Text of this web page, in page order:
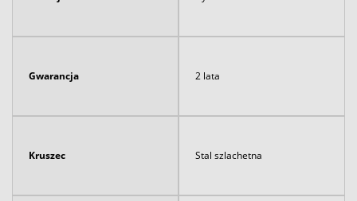
Gwarancja 2 lata
Kruszec Stal szlachetna